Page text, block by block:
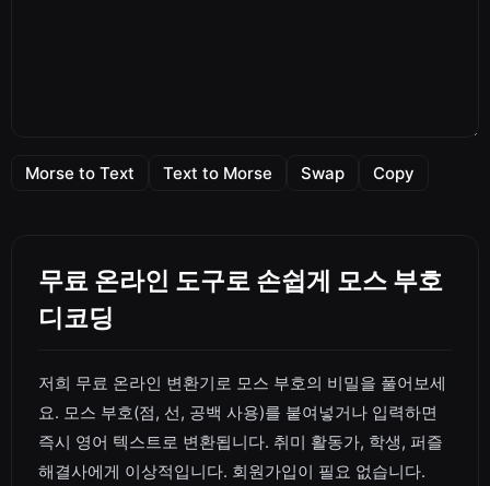
Morse to Text Text to Morse Swap Copy
무료 온라인 도구로 손쉽게 모스 부호
디코딩
저희 무료 온라인 변환기로 모스 부호의 비밀을 풀어보세
요. 모스 부호(점, 선, 공백 사용)를 붙여넣거나 입력하면
즉시 영어 텍스트로 변환됩니다. 취미 활동가, 학생, 퍼즐
해결사에게 이상적입니다. 회원가입이 필요 없습니다.